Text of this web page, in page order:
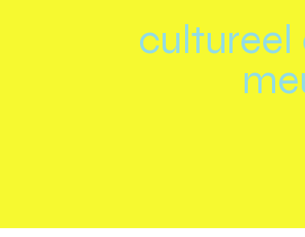
cultureel